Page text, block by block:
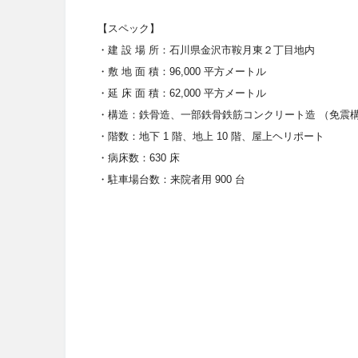
【スペック】
・建 設 場 所：石川県金沢市鞍月東２丁目地内
・敷 地 面 積： 96,000 平方メートル
・延 床 面 積： 62,000 平方メートル
・ 構造：鉄骨造、一部鉄骨鉄筋コンクリート造
（免震
・階数：地下 1 階、地上 10 階、屋上ヘリポート
・ 病床数： 630 床
・駐車場台数：来院者用 900 台